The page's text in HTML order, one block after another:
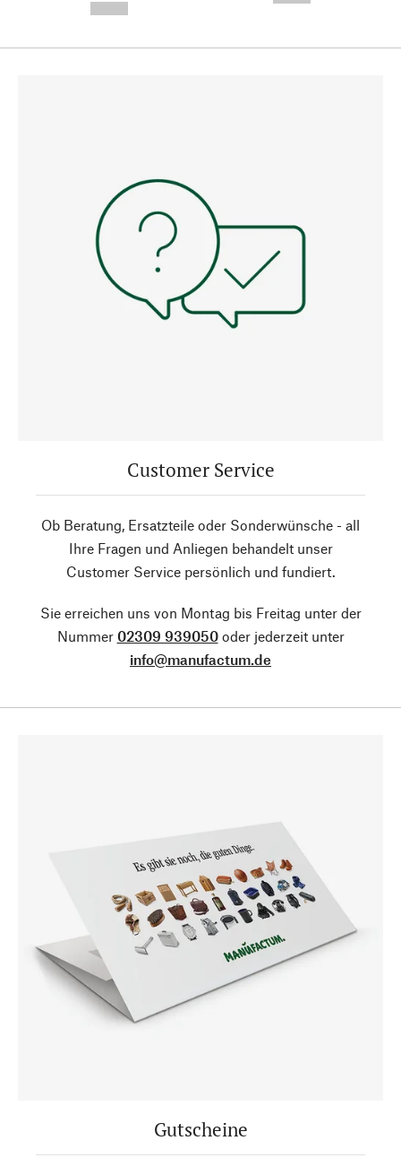
Customer Service
Ob Beratung, Ersatzteile oder Sonderwünsche - all
Ihre Fragen und Anliegen behandelt unser
Customer Service persönlich und fundiert.
Sie erreichen uns von Montag bis Freitag unter der
Nummer 02309 939050oder jederzeit unter
info@manufactum.de
Gutscheine